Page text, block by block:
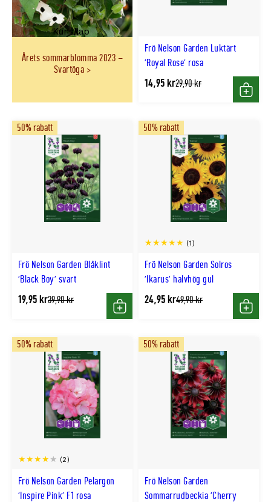
Kunskap
Årets sommarblomma 2023 –
Svartöga
Frö Nelson Garden Luktärt
'Royal Rose' rosa
14,95 krTidligere
29,90 kr
Köp
Frö Nelson Garden Blåklint
'Black Boy' svart
50% rabatt
19,95 krTidligere
39,90 kr
Köp
Frö Nelson Garden Solros
'Ikarus' halvhög gul
(1)
50% rabatt
24,95 krTidligere
49,90 kr
Köp
Frö Nelson Garden Pelargon
'Inspire Pink' F1 rosa
(2)
50% rabatt
Frö Nelson Garden
Sommarrudbeckia 'Cherry
50% rabatt